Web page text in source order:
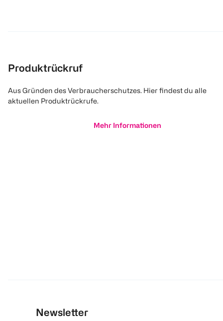
Produktrückruf
Aus Gründen des Verbraucherschutzes. Hier findest du alle
aktuellen Produktrückrufe.
Mehr Informationen
Newsletter